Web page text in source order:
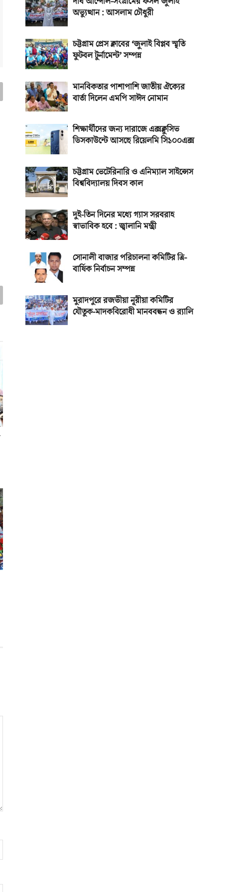
অভ্যুত্থান : আসলাম চৌধুরী
চট্টগ্রাম প্রেস ক্লাবের ‘জুলাই বিপ্লব স্মৃতি
ফুটবল টুর্নামেন্ট’ সম্পন্ন
মানবিকতার পাশাপাশি জাতীয় ঐক্যের
বার্তা দিলেন এমপি সাঈদ নোমান
শিক্ষার্থীদের জন্য দারাজে এক্সক্লুসিভ
ডিসকাউন্টে আসছে রিয়েলমি সি১০০এক্স
চট্টগ্রাম ভেটেরিনারি ও এনিম্যাল সাইন্সেস
বিশ্ববিদ্যালয় দিবস কাল
দুই-তিন দিনের মধ্যে গ্যাস সরবরাহ
স্বাভাবিক হবে : জ্বালানি মন্ত্রী
সোনালী বাজার পরিচালনা কমিটির ত্রি-
বার্ষিক নির্বাচন সম্পন্ন
মুরাদপুরে রজভীয়া নূরীয়া কমিটির
যৌতুক-মাদকবিরোধী মানববন্ধন ও র‌্যালি